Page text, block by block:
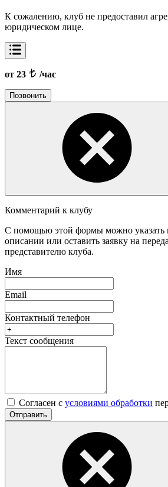
К сожалению, клуб не предоставил
юридическом лице.
от 23 /час
Позвонить
Комментарий к клубу
С помощью этой формы можно указать
описании или оставить заявку на
представителю клуба.
Имя
Email
Контактный телефон
Текст сообщения
Согласен с условиями обработки
Отправить